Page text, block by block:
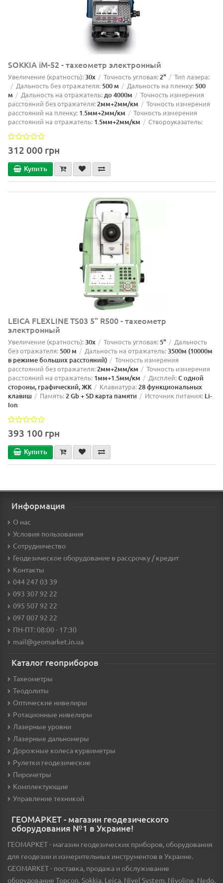
SOKKIA iM-52 - тахеометр электронный
Увеличение (кратность):30х Точность угловая:2"
Тип лазера:
Дальность без отражателя: 500 м Дальность на пленку: 500
м
Дальность на отражатель:до 4000м
Точность измерения
расстояний без отражателя:2мм+2мм/км
Точность измерения
расстояний на пленку: 1.5мм+2мм/км
Точность измерения
расстояний на отражатель: 1.5мм+2мм/км Створоуказатель:
312 000 грн
Купить
LEICA FLEXLINE TS03 5" R500 - тахеометр
электронный
Увеличение (кратность):30х Точность угловая: 5"
Дальность
без отражателя: 500 м Дальность на отражатель:3500м (10000м
в режиме больших расстояний)
Точность измерения
расстояний без отражателя:2мм+2мм/км
Точность измерения
расстояний на отражатель: 1мм+1.5мм/км Дисплей:С одной
стороны, графический, ЖК
Клавиатура:28 функциональных
клавиш
Память:2 Gb + SD карта памяти Источник питания: Li-
Ion
393 100 грн
Купить
Информация
О нас
Условия пользования
Сотрудничество
Геодезическое оборудование в рассрочку / кредит
Контакты
044 247 03 39
093 307 92 22
095 507 92 22
097 007 92 22
ПН-ПТ: 08:00 - 17:30
mail@geomarket.in.ua
Каталог геоприборов
Тахеометры
Теодолиты
Оптические нивелиры
Ротационные нивелиры
Лазерные уровни
Лазерные дальномеры
Дорожные колеса курвиметры
Рулетки геодезические
Пирометры
Комплектующие
Управление техникой
ГЕОМАРКЕТ - магазин геодезического
оборудования №1 в Украине!
ГЕОМАРКЕТ - магазин геодезических приборов, оборудования
для геодезии и измерительных инструментов в Украине.
GEOMARKET - поставка, продажа и обслуживание
оборудование Topcon, Sokkia, Leica, Nivel System, Nivoline, Nedo,